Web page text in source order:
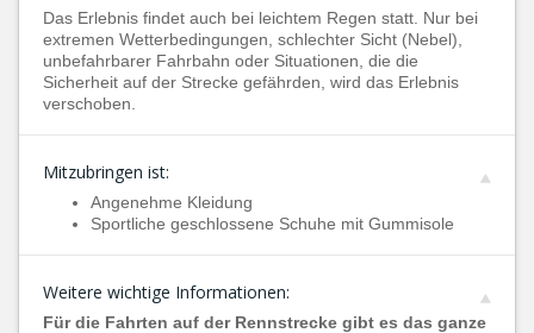
Das Erlebnis findet auch bei leichtem Regen statt. Nur bei
extremen Wetterbedingungen, schlechter Sicht (Nebel),
unbefahrbarer Fahrbahn oder Situationen, die die
Sicherheit auf der Strecke gefährden, wird das Erlebnis
verschoben.
Mitzubringen ist:
Angenehme Kleidung
Sportliche geschlossene Schuhe mit Gummisole
Weitere wichtige Informationen:
Für die Fahrten auf der Rennstrecke gibt es das ganze